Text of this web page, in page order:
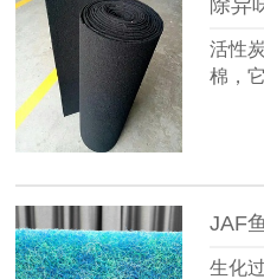
活性
棉，
JAF
生化